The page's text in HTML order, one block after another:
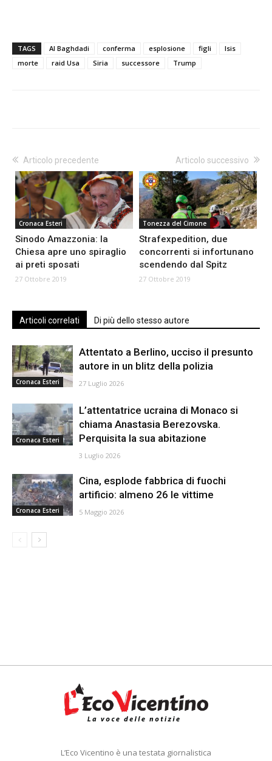
TAGS Al Baghdadi conferma esplosione figli
Isis
morte
raid Usa Siria successore Trump
Articolo precedente
Cronaca Esteri
Sinodo Amazzonia: la
Chiesa apre uno spiraglio
ai preti sposati
27 Ottobre 2019
Articolo successivo
Tonezza del Cimone
Strafexpedition, due
concorrenti si infortunano
scendendo dal Spitz
27 Ottobre 2019
Articoli correlati Di più dello stesso autore
Cronaca Esteri
Attentato a Berlino, ucciso il presunto
autore in un blitz della polizia
27 Luglio 2026
Cronaca Esteri
L’attentatrice ucraina di Monaco si
chiama Anastasia Berezovska.
Perquisita la sua abitazione
3 Luglio 2026
Cronaca Esteri
Cina, esplode fabbrica di fuochi
artificio: almeno 26 le vittime
5 Maggio 2026
L’Eco Vicentino è una testata giornalistica